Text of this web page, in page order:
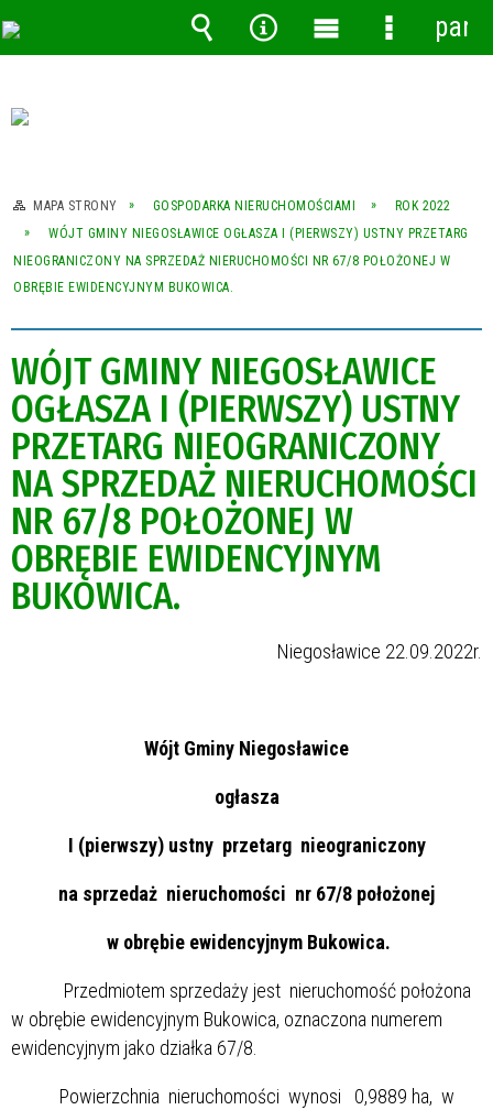
MAPA STRONY GOSPODARKA NIERUCHOMOŚCIAMI
ROK 2022
WÓJT GMINY NIEGOSŁAWICE OGŁASZA I (PIERWSZY) USTNY PRZETARG
NIEOGRANICZONY NA SPRZEDAŻ NIERUCHOMOŚCI NR 67/8 POŁOŻONEJ W
OBRĘBIE EWIDENCYJNYM BUKOWICA.
WÓJT GMINY NIEGOSŁAWICE
OGŁASZA I (PIERWSZY) USTNY
PRZETARG NIEOGRANICZONY
NA SPRZEDAŻ NIERUCHOMOŚCI
NR 67/8 POŁOŻONEJ W
OBRĘBIE EWIDENCYJNYM
BUKOWICA.
Niegosławice 22.09.2022r.
Wójt Gminy Niegosławice
ogłasza
I (pierwszy) ustny przetarg nieograniczony
na sprzedaż nieruchomości nr 67/8 położonej
w obrębie ewidencyjnym Bukowica.
Przedmiotem sprzedaży jest nieruchomość położona
w obrębie ewidencyjnym Bukowica, oznaczona numerem
ewidencyjnym jako działka 67/8.
Powierzchnia nieruchomości wynosi 0,9889 ha, w
Wyszukiwarka
Narzędzia
MenuMenu